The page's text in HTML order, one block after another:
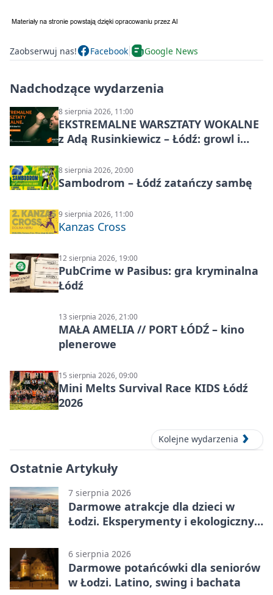
Zaobserwuj nas! Facebook Google News
Nadchodzące wydarzenia
8 sierpnia 2026, 11:00
EKSTREMALNE WARSZTATY WOKALNE
z Adą Rusinkiewicz – Łódź: growl i
8 sierpnia 2026, 20:00
Sambodrom – Łódź zatańczy sambę
9 sierpnia 2026, 11:00
Kanzas Cross
12 sierpnia 2026, 19:00
PubCrime w Pasibus: gra kryminalna
Łódź
13 sierpnia 2026, 21:00
MAŁA AMELIA // PORT ŁÓDŹ – kino
plenerowe
15 sierpnia 2026, 09:00
Mini Melts Survival Race KIDS Łódź
2026
Kolejne wydarzenia
Ostatnie Artykuły
7 sierpnia 2026
Darmowe atrakcje dla dzieci w
Łodzi. Eksperymenty i ekologiczny
6 sierpnia 2026
Darmowe potańcówki dla seniorów
w Łodzi. Latino, swing i bachata